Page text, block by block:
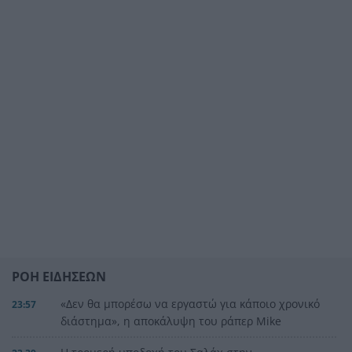
ΡΟΗ ΕΙΔΗΣΕΩΝ
23:57
«Δεν θα μπορέσω να εργαστώ για κάποιο χρονικό
διάστημα», η αποκάλυψη του ράπερ Mike